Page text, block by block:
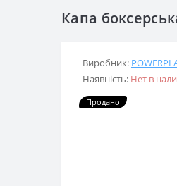
Капа
Виробник:
Наявність: Нет в
Продано